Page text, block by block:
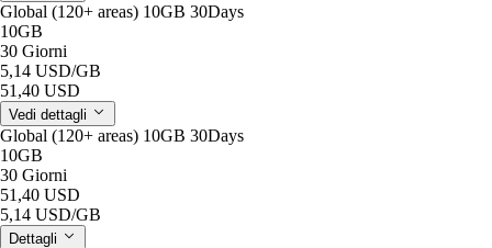
Global (120+ areas) 10GB 30Days
10GB
30 Giorni
5,14 USD/GB
51,40 USD
Vedi dettagli
Global (120+ areas) 10GB 30Days
10GB
30 Giorni
51,40 USD
5,14 USD/GB
Dettagli